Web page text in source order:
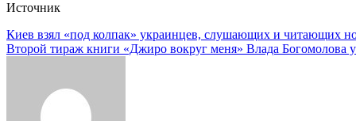
Источник
Навигация
по
Киев взял «под колпак» украинцев, слушающих и читающих
Второй тираж книги «Джиро вокруг меня» Влада Богомолова